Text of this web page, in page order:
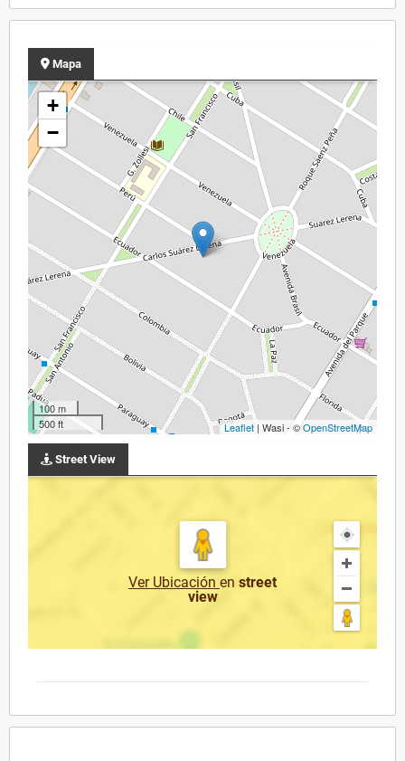
Mapa
+
−
100 m
500 ft
Leaflet | Wasi - ©OpenStreetMap
Street View
Ver Ubicación en street
view